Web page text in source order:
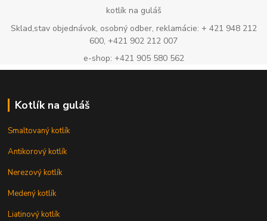
kotlík na guláš
Sklad,stav objednávok, osobný odber, reklamácie: + 421 948 212
600, +421 902 212 007
e-shop: +421 905 580 562
Kotlík na guláš
Smaltovaný kotlík
Antikorový kotlík
Nerezový kotlík
Medený kotlík
Liatinový kotlík